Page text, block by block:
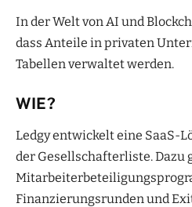
In der Welt von AI und
dass Anteile in privaten
Tabellen verwaltet werden.
WIE?
Ledgy entwickelt eine SaaS-
der Gesellschafterliste. Dazu
Finanzierungsrunden und